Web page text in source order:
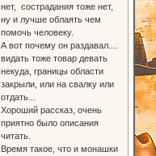
нет, сострадания тоже нет,
ну и лучше облаять чем
помочь человеку.
А вот почему он раздавал....
видать тоже товар девать
некуда, границы области
закрыли, или на свалку или
отдать...
Хороший рассказ, очень
приятно было описания
читать.
Время такое, что и монашки